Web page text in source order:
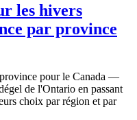
les hivers
par province
pour le Canada —
de l'Ontario en passant
choix par région et par